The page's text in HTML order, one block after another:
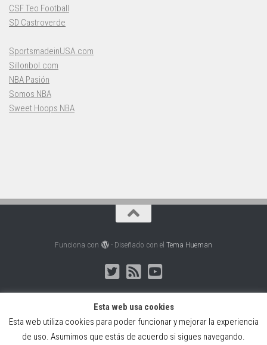
CSF Teo Football
SD Castroverde
SportsmadeinUSA.com
Sillonbol.com
NBA Pasión
Somos NBA
Sweet Hoops NBA
Funciona con - Diseñado con el Tema Hueman
Web creada, alojada y mantenida por Café Dixital SL - 2026.
Visítanos enhttps://cafedixital.como ponte en contacto con
Esta web usa cookies
Esta web utiliza cookies para poder funcionar y mejorar la experiencia
de uso. Asumimos que estás de acuerdo si sigues navegando.